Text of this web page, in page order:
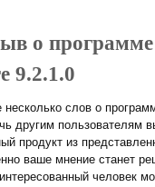
о
9.2.1.0
несколько слов о
другим пользователям
продукт из
ваше мнение станет
человек